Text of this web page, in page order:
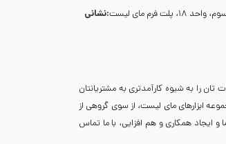
نشانی:
را به شیوه کارآمدتری به مشتریانتان
ابزارهای مای لیست، از سوی گروهی از
و ایجاد همکاری و هم افزایی، با ما تماس